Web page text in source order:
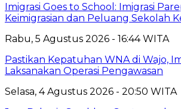
Imigrasi Goes to School: Imigrasi
Keimigrasian dan Peluang Sekolah
Rabu, 5 Agustus 2026 - 16:44 WITA
Pastikan Kepatuhan WNA di Wajo,
Laksanakan Operasi Pengawasan
Selasa, 4 Agustus 2026 - 20:50 WITA